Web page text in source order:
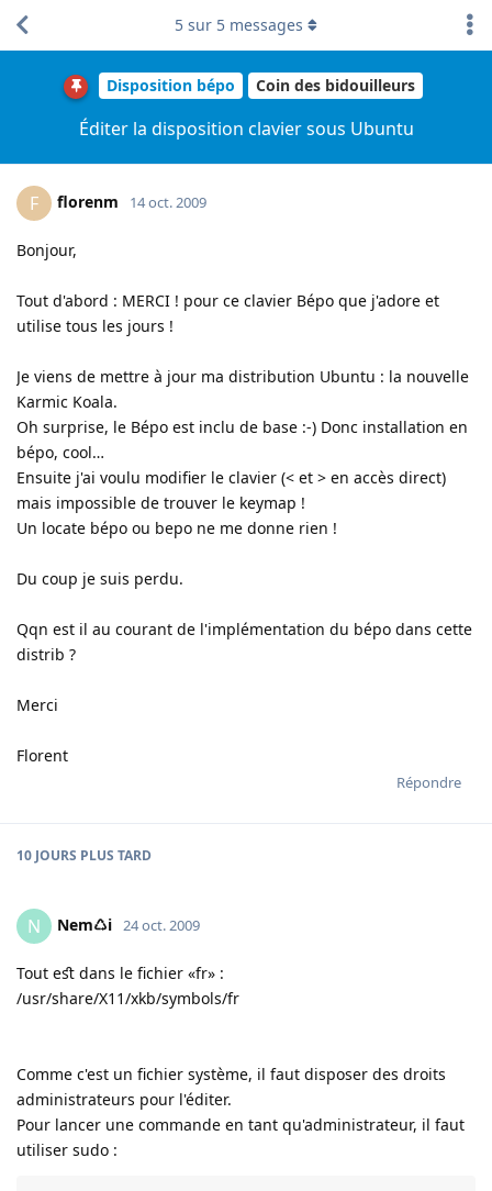
Disposition bépo Coin des bidouilleurs
Éditer la disposition clavier sous Ubuntu
5 sur 5 messages
F florenm 14 oct. 2009
Bonjour,
Tout d'abord : MERCI ! pour ce clavier Bépo que j'adore et
utilise tous les jours !
Je viens de mettre à jour ma distribution Ubuntu : la nouvelle
Karmic Koala.
Oh surprise, le Bépo est inclu de base :-) Donc installation en
bépo, cool…
Ensuite j'ai voulu modifier le clavier (< et > en accès direct)
mais impossible de trouver le keymap !
Un locate bépo ou bepo ne me donne rien !
Du coup je suis perdu.
Qqn est il au courant de l'implémentation du bépo dans cette
distrib ?
Merci
Florent
Répondre
10 JOURS PLUS TARD
N Nem♺i 24 oct. 2009
Tout eﬆ dans le fichier «fr» :
/usr/share/X11/xkb/symbols/fr
Comme c'est un fichier système, il faut disposer des droits
administrateurs pour l'éditer.
Pour lancer une commande en tant qu'administrateur, il faut
utiliser sudo :